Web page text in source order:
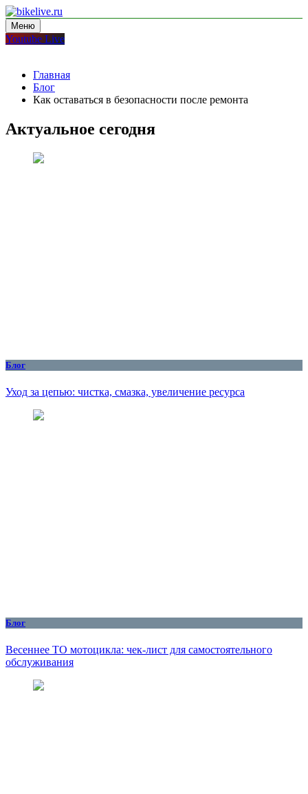
Перейти
к
содержимому
bikelive.ru
блог про мотоциклы
Меню
Youtube Live
Главная
Блог
Как оставаться в безопасности после ремонта
Актуальное сегодня
Блог
Уход за цепью: чистка, смазка, увеличение ресурса
Блог
Весеннее ТО мотоцикла: чек-лист для самостоятельного
обслуживания